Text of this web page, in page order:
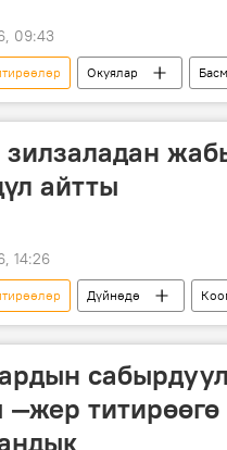
09:43
Окуялар
Япония Фукусимо
айтты
14:26
Дүйнөдө
зилзала көңүл
титирөөгө